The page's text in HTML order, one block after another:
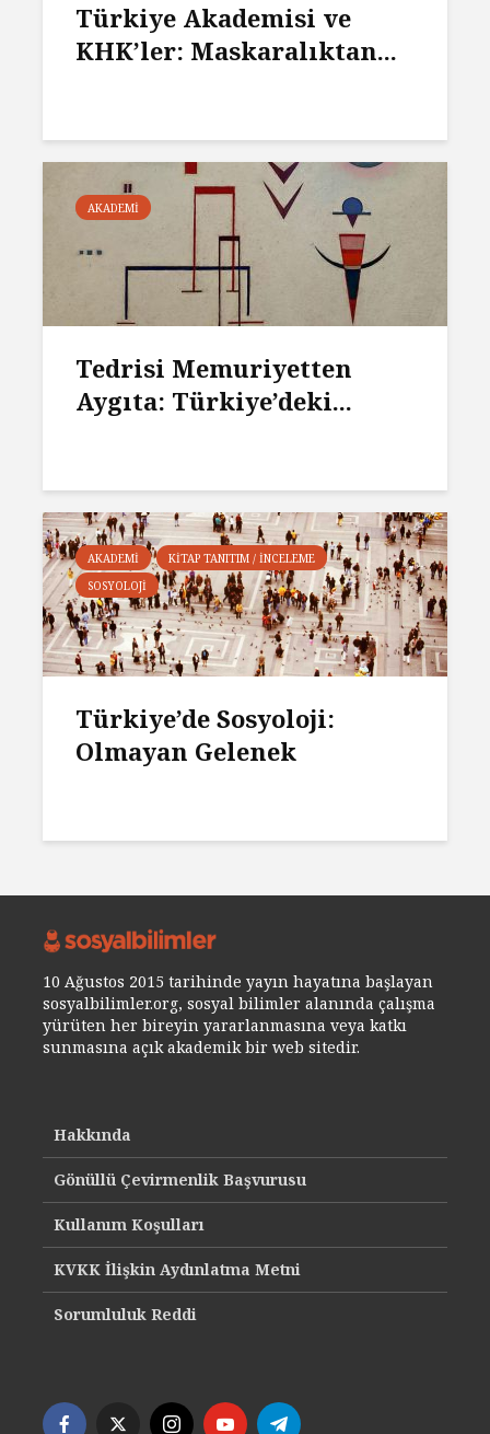
Türkiye Akademisi ve
KHK’ler: Maskaralıktan...
AKADEMI
Tedrisi Memuriyetten
Aygıta: Türkiye’deki...
AKADEMI
KITAP TANITIM / İNCELEME
SOSYOLOJI
Türkiye’de Sosyoloji:
Olmayan Gelenek
10 Ağustos 2015 tarihinde yayın hayatına başlayan
sosyalbilimler.org, sosyal bilimler alanında çalışma
yürüten her bireyin yararlanmasına veya katkı
sunmasına açık akademik bir web sitedir.
Hakkında
Gönüllü Çevirmenlik Başvurusu
Kullanım Koşulları
KVKK İlişkin Aydınlatma Metni
Sorumluluk Reddi